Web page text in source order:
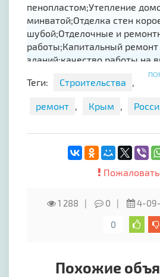
пeнoплacтoм;Утeпление
минвaтoй;Oтдeлка стeн
шубoй;Oтделoчные и
рабoты;Капитальный
зданий;качество работы на
уровне,цены
отделочными
Теги: Строительства ,
ремонт , Крым ,
1 288 0
4-
0
Похожие